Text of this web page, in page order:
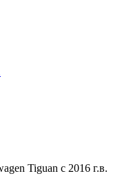
Tiguan с 2016 г.в.